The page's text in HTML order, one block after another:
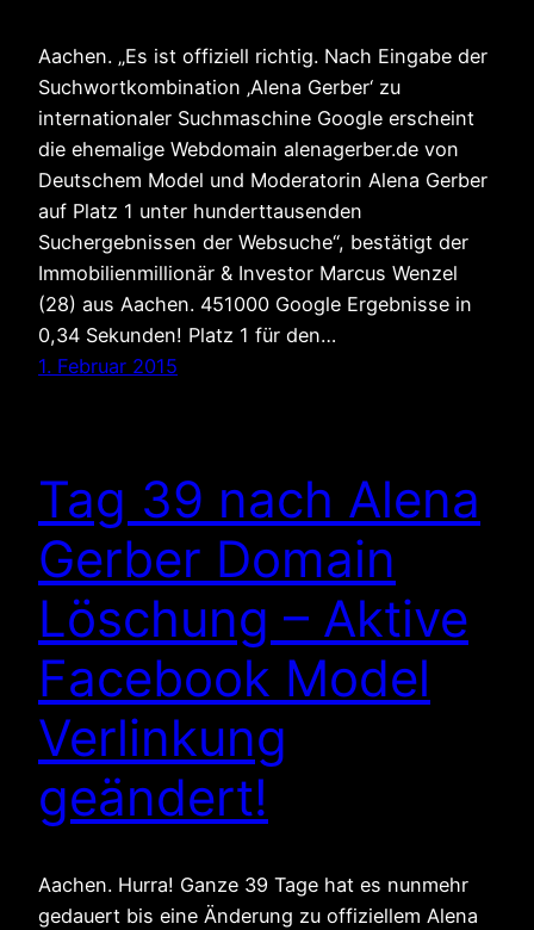
Aachen. „Es ist offiziell richtig. Nach Eingabe der
Suchwortkombination ‚Alena Gerber‘ zu
internationaler Suchmaschine Google erscheint
die ehemalige Webdomain alenagerber.de von
Deutschem Model und Moderatorin Alena Gerber
auf Platz 1 unter hunderttausenden
Suchergebnissen der Websuche“, bestätigt der
Immobilienmillionär & Investor Marcus Wenzel
(28) aus Aachen. 451000 Google Ergebnisse in
0,34 Sekunden! Platz 1 für den…
1. Februar 2015
Tag 39 nach Alena
Gerber Domain
Löschung – Aktive
Facebook Model
Verlinkung
geändert!
Aachen. Hurra! Ganze 39 Tage hat es nunmehr
gedauert bis eine Änderung zu offiziellem Alena